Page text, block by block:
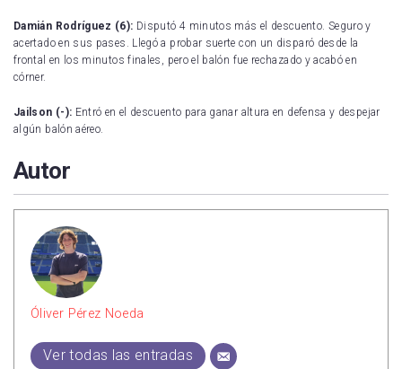
Damián Rodríguez (6): Disputó 4 minutos más el descuento. Seguro y
acertado en sus pases. Llegó a probar suerte con un disparó desde la
frontal en los minutos finales, pero el balón fue rechazado y acabó en
córner.
Jailson (-): Entró en el descuento para ganar altura en defensa y despejar
algún balón aéreo.
Autor
Óliver Pérez Noeda
Ver todas las entradas